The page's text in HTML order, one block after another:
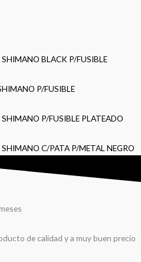
BLACK P/FUSIBLE
P/FUSIBLE
P/FUSIBLE PLATEADO
C/PATA P/METAL NEGRO
de calidad y a muy buen precio